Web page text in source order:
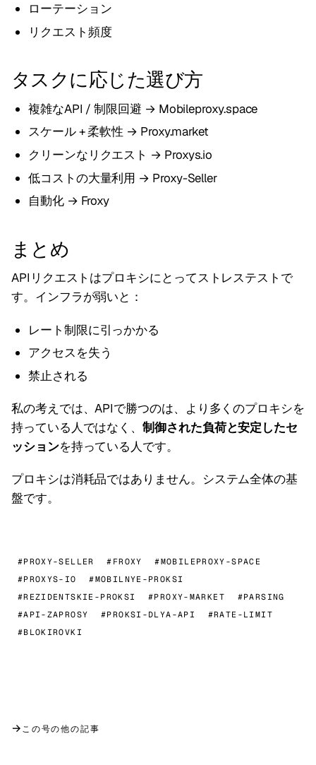
ローテーション
リクエスト頻度
タスクに応じた選び方
複雑なAPI / 制限回避 → Mobileproxy.space
スケール + 柔軟性 → Proxy.market
クリーンなリクエスト → Proxys.io
低コストの大量利用 → Proxy-Seller
自動化 → Froxy
まとめ
APIリクエストはプロキシにとってストレステストで
す。インフラが弱いと：
レート制限に引っかかる
アクセスを失う
禁止される
私の考えでは、APIで勝つのは、より多くのプロキシを
持っている人ではなく、制御された負荷と安定したセ
ッションを持っている人です。
プロキシは消耗品ではありません。システム全体の基
盤です。
#PROXY-SELLER #FROXY
#MOBILEPROXY-SPACE
#PROXYS-IO
#MOBILNYE-PROKSI
#REZIDENTSKIE-PROKSI
#PROXY-MARKET
#PARSING
#API-ZAPROSY
#PROKSI-DLYA-API
#RATE-LIMIT
#BLOKIROVKI
→ この号の他の記事